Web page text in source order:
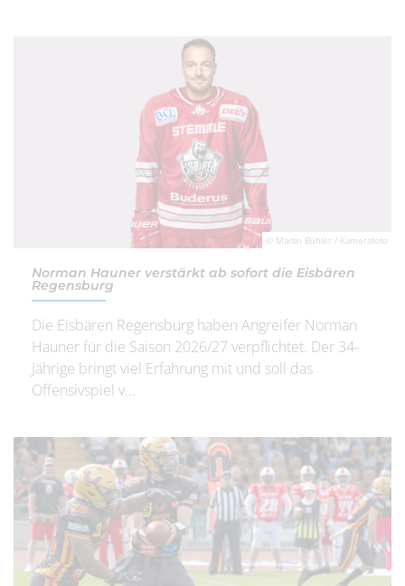
© Martin Bühler / Kamerafoto
Norman Hauner verstärkt ab sofort die Eisbären
Regensburg
Die Eisbären Regensburg haben Angreifer Norman
Hauner für die Saison 2026/27 verpflichtet. Der 34-
Jährige bringt viel Erfahrung mit und soll das
Offensivspiel v...